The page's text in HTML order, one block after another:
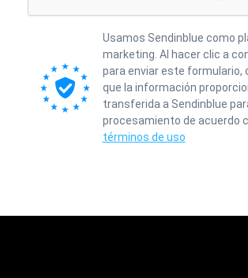
Usamos Sendinblue como
marketing. Al hacer clic a
para enviar este formulario,
que la información
transferida a Sendinblue
procesamiento de acuerdo
términos de uso